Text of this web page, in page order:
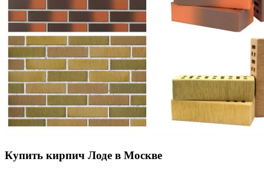
Купить кирпич Лоде в Москве